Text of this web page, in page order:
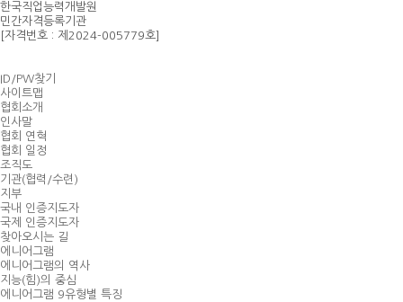
한국직업능력개발원
민간자격등록기관
[자격번호 : 제2024-005779호]
ID/PW찾기
사이트맵
협회소개
인사말
협회 연혁
협회 일정
조직도
기관(협력/수련)
지부
국내 인증지도자
국제 인증지도자
찾아오시는 길
에니어그램
에니어그램의 역사
지능(힘)의 중심
에니어그램 9유형별 특징